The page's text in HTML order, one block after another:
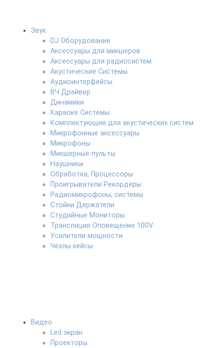
Звук
DJ Оборудование
Аксессуары для микшеров
Аксессуары для радиосистем
Акустические Системы
Аудиоинтерфейсы
ВЧ Драйвер
Динамики
Караоке Системы
Комплектующие для акустических систем
Микрофонные аксессуары
Микрофоны
Микшерные пульты
Наушники
Обработка, Процессоры
Проигрыватели Рекордеры
Радиомикрофоны, системы
Стойки Держатели
Студийные Мониторы
Трансляция Оповещение 100V
Усилители мощности
Чехлы кейсы
Видео
Led экран
Проекторы